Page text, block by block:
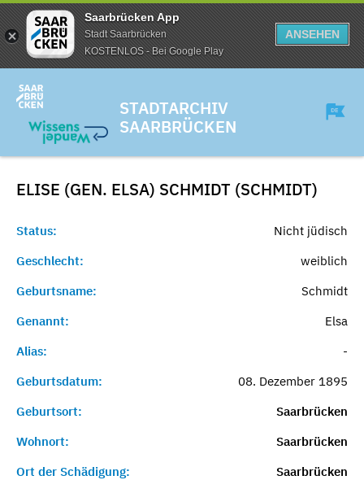
Saarbrücken App
Stadt Saarbrücken
KOSTENLOS - Bei Google Play
ANSEHEN
STADTARCHIV
SAARBRÜCKEN
ELISE (GEN. ELSA) SCHMIDT (SCHMIDT)
Status:
Nicht jüdisch
Geschlecht:
weiblich
Geburtsname:
Schmidt
Genannt:
Elsa
Alias:
-
Geburtsdatum:
08. Dezember 1895
Geburtsort:
Saarbrücken
Wohnort:
Saarbrücken
Ort der Schädigung:
Saarbrücken